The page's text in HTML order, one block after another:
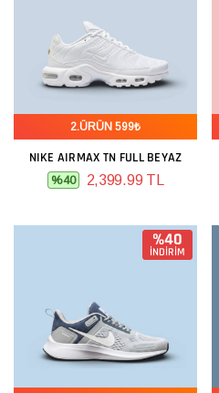
2.ÜRÜN 599₺
NIKE AIRMAX TN FULL BEYAZ
%40 2,399.99 TL
%40
İNDİRİM